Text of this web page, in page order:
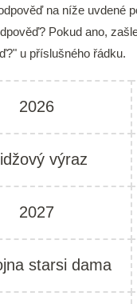
na níže uvdené
Pokud ano,
u příslušného řádku.
2026
výraz
2027
starsi dama